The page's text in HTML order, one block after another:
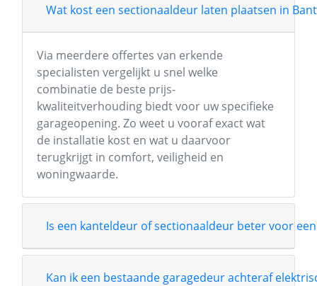
Wat kost een sectionaaldeur laten plaatsen in
Via meerdere offertes van erkende
specialisten vergelijkt u snel welke
combinatie de beste prijs-
kwaliteitverhouding biedt voor uw specifieke
garageopening. Zo weet u vooraf exact wat
de installatie kost en wat u daarvoor
terugkrijgt in comfort, veiligheid en
woningwaarde.
Is een kanteldeur of sectionaaldeur beter voor
Kan ik een bestaande garagedeur achteraf